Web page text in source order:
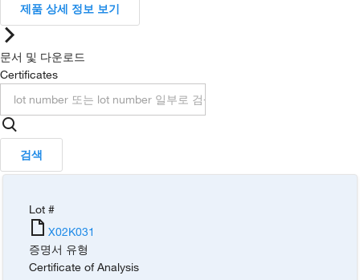
제품 상세 정보 보기
문서 및 다운로드
Certificates
검색
Lot #
X02K031
증명서 유형
Certificate of Analysis